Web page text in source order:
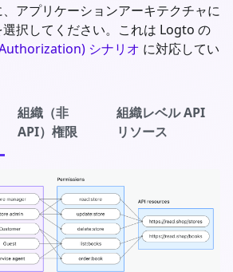
アプリケーションアーキテクチャに
択してください。これは Logto の
シナリオ に対応してい
組織（非
API）権限
組織レベル API
リソース